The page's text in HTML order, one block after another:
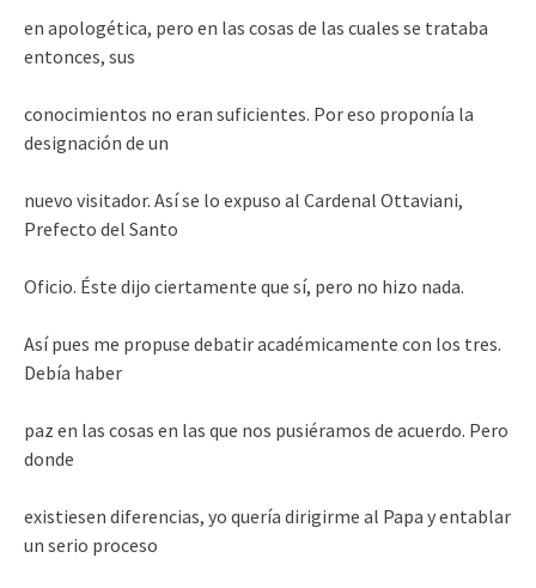
en apologética, pero en las cosas de las cuales se trataba
entonces, sus
conocimientos no eran suficientes. Por eso proponía la
designación de un
nuevo visitador. Así se lo expuso al Cardenal Ottaviani,
Prefecto del Santo
Oficio. Éste dijo ciertamente que sí, pero no hizo nada.
Así pues me propuse debatir académicamente con los tres.
Debía haber
paz en las cosas en las que nos pusiéramos de acuerdo. Pero
donde
existiesen diferencias, yo quería dirigirme al Papa y entablar
un serio proceso